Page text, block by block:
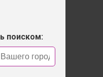
поиском: